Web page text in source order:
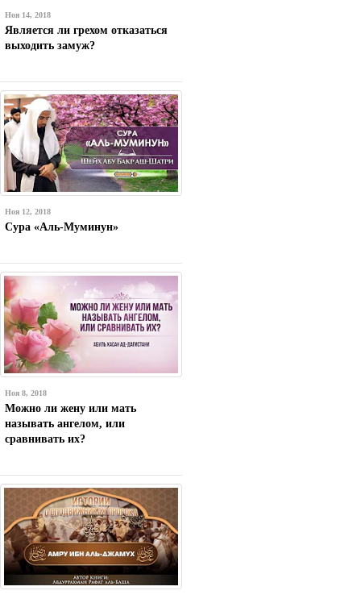
Ноя 14, 2018
Является ли грехом отказаться
выходить замуж?
Ноя 12, 2018
Сура «Аль-Муминун»
Ноя 8, 2018
Можно ли жену или мать
называть ангелом, или
сравнивать их?